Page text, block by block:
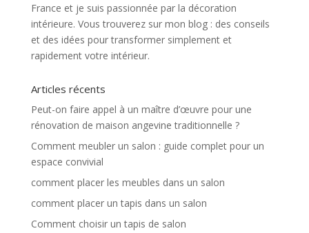
France et je suis passionnée par la décoration
intérieure. Vous trouverez sur mon blog : des conseils
et des idées pour transformer simplement et
rapidement votre intérieur.
Articles récents
Peut-on faire appel à un maître d’œuvre pour une
rénovation de maison angevine traditionnelle ?
Comment meubler un salon : guide complet pour un
espace convivial
comment placer les meubles dans un salon
comment placer un tapis dans un salon
Comment choisir un tapis de salon